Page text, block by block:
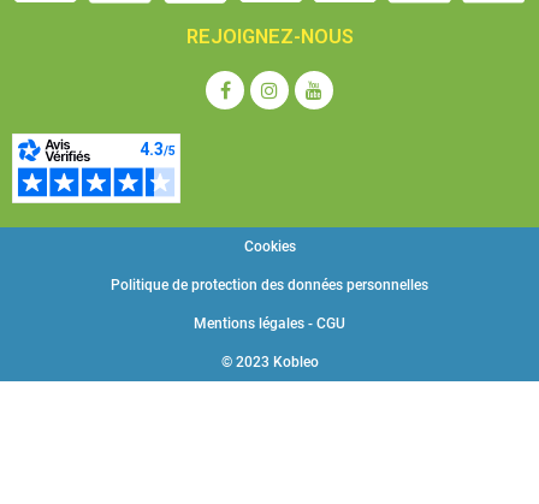
REJOIGNEZ-NOUS
© 2023 Kobleo
Mentions légales - CGU
Politique de protection des données personnelles
Cookies